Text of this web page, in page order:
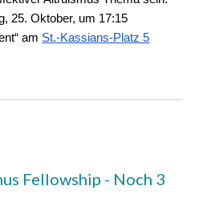
25. Oktober, um 17:15
am St.-Kassians-Platz 5
Fellowship - Noch 3